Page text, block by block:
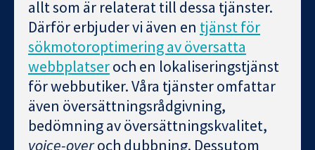
allt som är relaterat till dessa tjänster.
Därför erbjuder vi även en tjänst för
sökmotoroptimering av översatta
webbplatseroch en lokaliseringstjänst
för webbutiker. Våra tjänster omfattar
även översättningsrådgivning,
bedömning av översättningskvalitet,
voice-overoch dubbning. Dessutom